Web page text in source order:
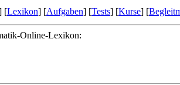
[Lexikon] [Aufgaben] [Tests] [Kurse] [
Online-Lexikon: